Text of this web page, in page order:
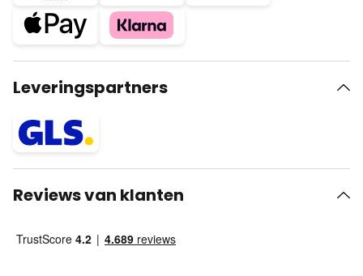
Leveringspartners
Reviews van klanten